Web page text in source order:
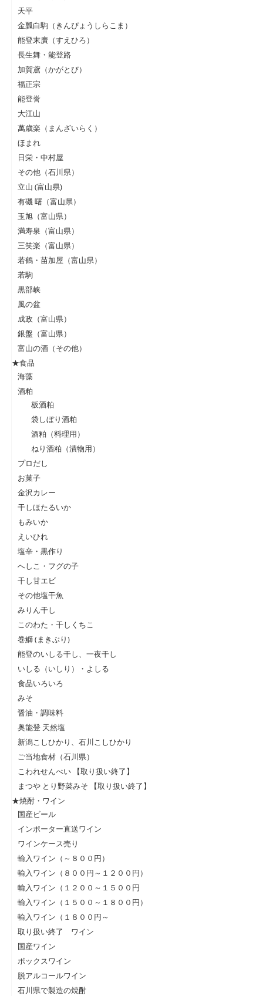
天平
金瓢白駒（きんぴょうしらこま）
能登末廣（すえひろ）
長生舞・能登路
加賀鳶（かがとび）
福正宗
能登誉
大江山
萬歳楽（まんざいらく）
ほまれ
日栄・中村屋
その他（石川県）
立山 (富山県)
有磯 曙（富山県）
玉旭（富山県）
満寿泉（富山県）
三笑楽（富山県）
若鶴・苗加屋（富山県）
若駒
黒部峡
風の盆
成政（富山県）
銀盤（富山県）
富山の酒（その他）
★食品
海藻
酒粕
板酒粕
袋しぼり酒粕
酒粕（料理用）
ねり酒粕（漬物用）
プロだし
お菓子
金沢カレー
干しほたるいか
もみいか
えいひれ
塩辛・黒作り
へしこ・フグの子
干し甘エビ
その他塩干魚
みりん干し
このわた・干しくちこ
巻鰤 (まきぶり)
能登のいしる干し、一夜干し
いしる（いしり）・よしる
食品いろいろ
みそ
醤油・調味料
奥能登 天然塩
新潟こしひかり、石川こしひかり
ご当地食材（石川県）
こわれせんべい 【取り扱い終了】
まつや とり野菜みそ 【取り扱い終了】
★焼酎・ワイン
国産ビール
インポーター直送ワイン
ワインケース売り
輸入ワイン（～８００円）
輸入ワイン（８００円～１２００円）
輸入ワイン（１２００～１５００円
輸入ワイン（１５００～１８００円）
輸入ワイン（１８００円～
取り扱い終了 ワイン
国産ワイン
ボックスワイン
脱アルコールワイン
石川県で製造の焼酎